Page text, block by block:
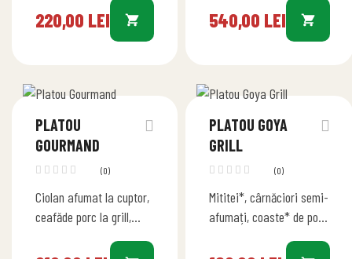
tentacule de caracatiță*
în sos de vin alb, scoici*
220,00 LEI
inele de calamar*
tempura , creveți*…
540,00 LEI
PLATOU
GOURMAND
(0)
Ciolan afumat la cuptor,
ceafăde porc la grill,
PLATOU GOYA
GRILL
(0)
Mititei*, cârnăciori semi-
afumați, coaste* de porc